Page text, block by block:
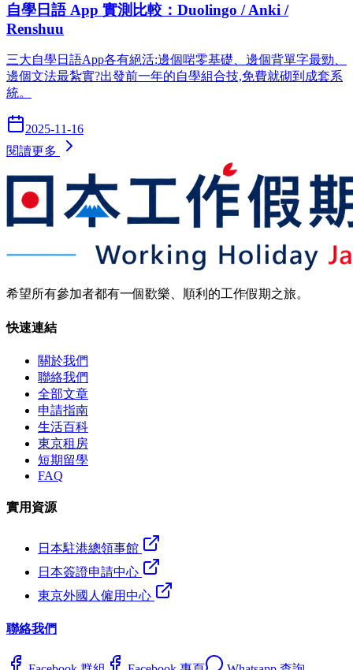
自學日語 App 實測比較：Duolingo / Anki /
Renshuu
三大自學日語App各有絕活:邊個啱零基礎、邊個背單字最勁、
邊個文法最紮實?出發前一年的自學組合技,免費就砌到成套系
統。
2025-11-16
閱讀更多
希望所有參加者都有一個歡樂、順利的工作假期之旅。
快速連結
關於我們
聯絡我們
全部文章
申請指南
生活百科
東京租房
短期留學
FAQ
實用資源
日本駐港總領事館
日本簽證申請中心
東京外國人僱用中心
聯絡我們